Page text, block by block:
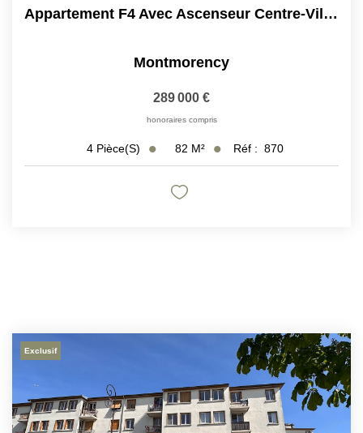
Appartement F4 Avec Ascenseur Centre-Ville Montmorency
Montmorency
289 000 €
honoraires compris
4 Pièce(s) 82 M² Réf : 870
Exclusif